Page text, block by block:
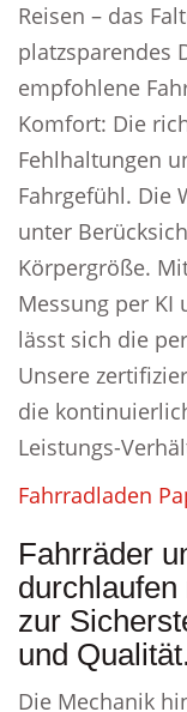
Reisen – das
platzsparendes
empfohlene
Komfort: Die
Fehlhaltungen
Fahrgefühl. Die
unter
Körpergröße.
Messung per
lässt sich die
Unsere
die
Leistungs-
Fahrradladen
Fahrräder
zur
und Qualität.
Die Mechanik